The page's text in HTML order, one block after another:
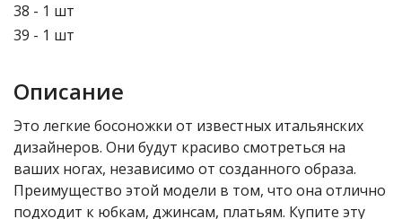
38 - 1 шт
39 - 1 шт
Описание
Это легкие босоножки от известных итальянских
дизайнеров. Они будут красиво смотреться на
ваших ногах, независимо от созданного образа.
Преимущество этой модели в том, что она отлично
подходит к юбкам, джинсам, платьям. Купите эту